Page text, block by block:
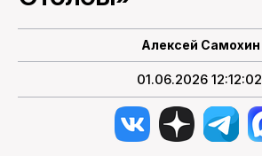
Алексей Самохин
01.06.2026 12:12:02